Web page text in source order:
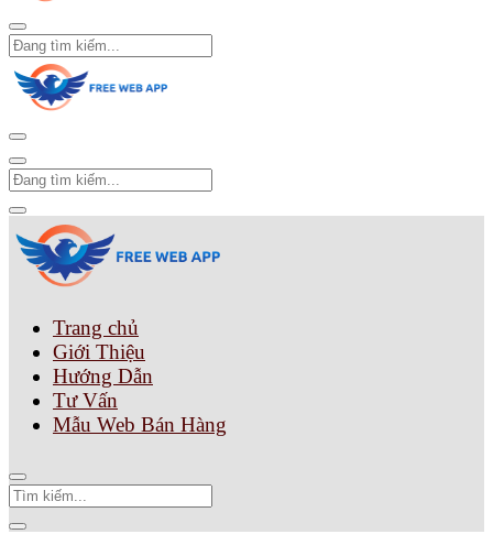
Trang chủ
Giới Thiệu
Hướng Dẫn
Tư Vấn
Mẫu Web Bán Hàng